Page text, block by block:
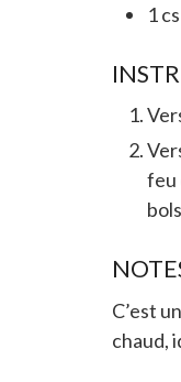
1cs
feu
C’est
chaud,